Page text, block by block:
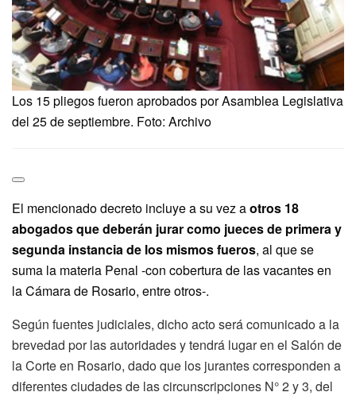
Los 15 pliegos fueron aprobados por Asamblea Legislativa
del 25 de septiembre. Foto: Archivo
El mencionado decreto incluye a su vez aotros 18
abogados que deberán jurar como jueces de primera y
segunda instancia de los mismos fueros, al que se
suma la materia Penal -con cobertura de las vacantes en
la Cámara de Rosario, entre otros-.
Según fuentes judiciales, dicho acto será comunicado a la
brevedad por las autoridades y tendrá lugar en el Salón de
la Corte en Rosario, dado que los jurantes corresponden a
diferentes ciudades de las circunscripciones N° 2 y 3, del